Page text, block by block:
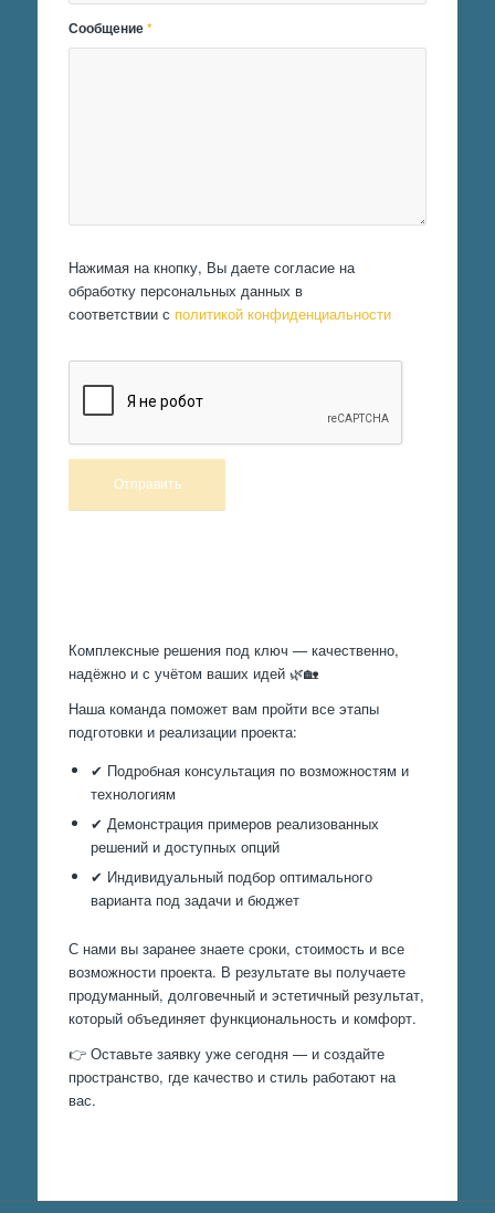
Сообщение*
Нажимая на кнопку, Вы даете согласие на
обработку персональных данных в
соответствии с политикой конфиденциальности
Комплексные решения под ключ — качественно,
надёжно и с учётом ваших идей 🌿🏡
Наша команда поможет вам пройти все этапы
подготовки и реализации проекта:
✔ Подробная консультация по возможностям и
технологиям
✔ Демонстрация примеров реализованных
решений и доступных опций
✔ Индивидуальный подбор оптимального
варианта под задачи и бюджет
С нами вы заранее знаете сроки, стоимость и все
возможности проекта. В результате вы получаете
продуманный, долговечный и эстетичный результат,
который объединяет функциональность и комфорт.
👉 Оставьте заявку уже сегодня — и создайте
пространство, где качество и стиль работают на
вас.